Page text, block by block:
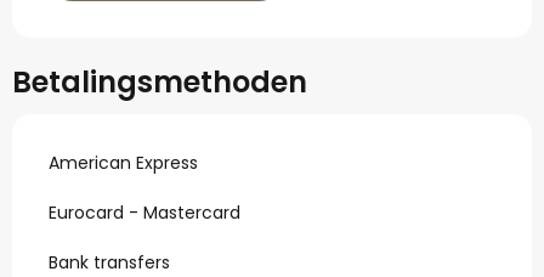
Betalingsmethoden
American Express
Eurocard - Mastercard
Bank transfers